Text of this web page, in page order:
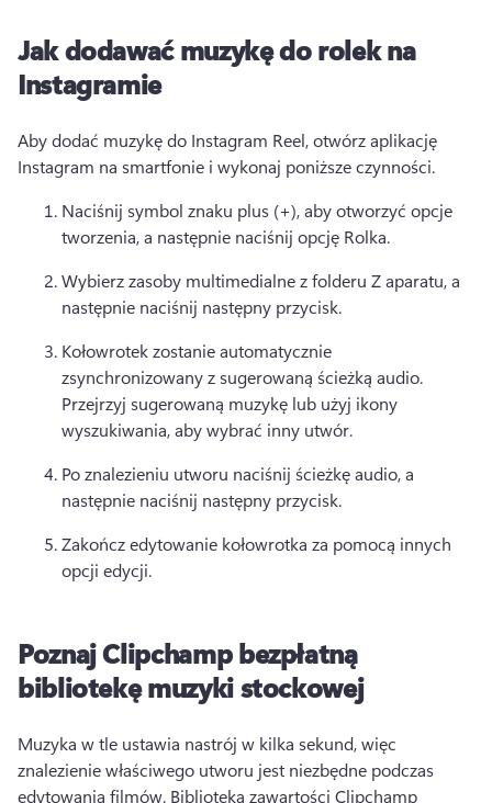
Jak dodawać muzykę do rolek na
Instagramie
Aby dodać muzykę do Instagram Reel, otwórz aplikację
Instagram na smartfonie i wykonaj poniższe czynności.
Naciśnij symbol znaku plus (+), aby otworzyć opcje
tworzenia, a następnie naciśnij opcję Rolka.
Wybierz zasoby multimedialne z folderu Z aparatu, a
następnie naciśnij następny przycisk.
Kołowrotek zostanie automatycznie
Przejrzyj sugerowaną muzykę lub użyj ikony
wyszukiwania, aby wybrać inny utwór.
Po znalezieniu utworu naciśnij ścieżkę audio, a
następnie naciśnij następny przycisk.
Zakończ edytowanie kołowrotka za pomocą innych
opcji edycji.
Poznaj Clipchamp bezpłatną
bibliotekę muzyki stockowej
Muzyka w tle ustawia nastrój w kilka sekund, więc
znalezienie właściwego utworu jest niezbędne podczas
edytowania filmów. Biblioteka zawartości Clipchamp